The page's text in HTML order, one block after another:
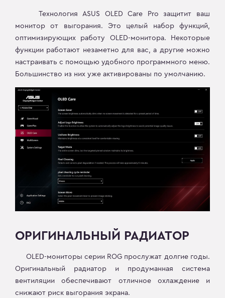
Технология ASUS OLED Care Pro защитит ваш
монитор от выгорания. Это целый набор функций,
оптимизирующих работу OLED-монитора. Некоторые
функции работают незаметно для вас, а другие можно
настраивать с помощью удобного программного меню.
Большинство из них уже активированы по умолчанию.
ОРИГИНАЛЬНЫЙ РАДИАТОР
OLED-мониторы серии ROG прослужат долгие годы.
Оригинальный радиатор и продуманная система
вентиляции обеспечивают отличное охлаждение и
снижают риск выгорания экрана.